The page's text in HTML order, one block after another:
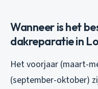
Wanneer is het
dakreparatie in
Het voorjaar (maart-
(september-oktober)